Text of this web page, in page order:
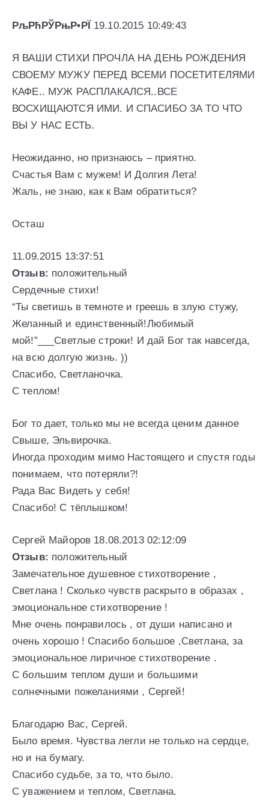
РљРћРЎРњР•РЇ 19.10.2015 10:49:43
Я ВАШИ СТИХИ ПРОЧЛА НА ДЕНЬ РОЖДЕНИЯ
СВОЕМУ МУЖУ ПЕРЕД ВСЕМИ ПОСЕТИТЕЛЯМИ
КАФЕ.. МУЖ РАСПЛАКАЛСЯ..ВСЕ
ВОСХИЩАЮТСЯ ИМИ. И СПАСИБО ЗА ТО ЧТО
ВЫ У НАС ЕСТЬ.
Неожиданно, но признаюсь – приятно.
Счастья Вам с мужем! И Долгия Лета!
Жаль, не знаю, как к Вам обратиться?
Осташ
11.09.2015 13:37:51
Отзыв: положительный
Сердечные стихи!
“Ты светишь в темноте и греешь в злую стужу,
Желанный и единственный!Любимый
мой!”___Светлые строки! И дай Бог так навсегда,
на всю долгую жизнь. ))
Спасибо, Светланочка.
С теплом!
Бог то дает, только мы не всегда ценим данное
Свыше, Эльвирочка.
Иногда проходим мимо Настоящего и спустя годы
понимаем, что потеряли?!
Рада Вас Видеть у себя!
Спасибо! С тёплышком!
Сергей Майоров 18.08.2013 02:12:09
Отзыв: положительный
Замечательное душевное стихотворение ,
Светлана ! Сколько чувств раскрыто в образах ,
эмоциональное стихотворение !
Мне очень понравилось , от души написано и
очень хорошо ! Спасибо большое ,Светлана, за
эмоциональное лиричное стихотворение .
С большим теплом души и большими
солнечными пожеланиями , Сергей!
Благодарю Вас, Сергей.
Было время. Чувства легли не только на сердце,
но и на бумагу.
Спасибо судьбе, за то, что было.
С уважением и теплом, Светлана.